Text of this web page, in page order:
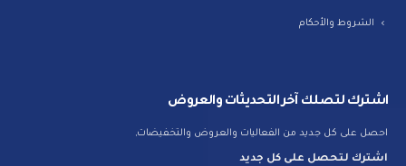
الشروط والأحكام
اشترك لتصلك آخر التحديثات والعروض
احصل على كل جديد من الفعاليات والعروض والتخفيضات,
اشترك لتحصل على كل جديد